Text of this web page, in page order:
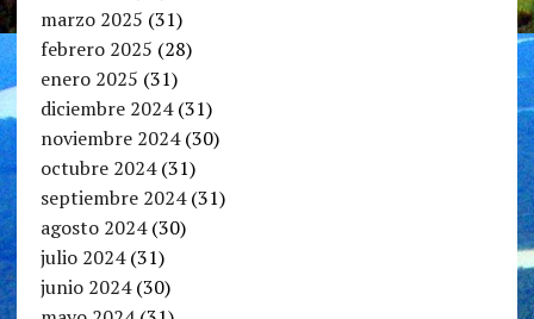
marzo 2025 (31)
febrero 2025 (28)
enero 2025 (31)
diciembre 2024(31)
noviembre 2024(30)
octubre 2024(31)
septiembre 2024(31)
agosto 2024(30)
julio 2024(31)
junio 2024(30)